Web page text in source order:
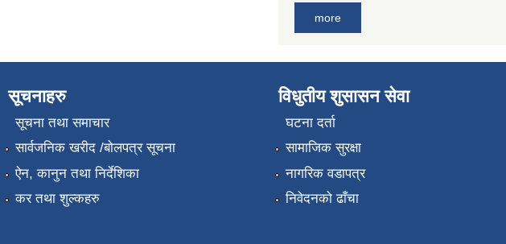
more
सूचनाहरु
सूचना तथा समाचार
सार्वजनिक खरीद /बोलपत्र सूचना
ऐन, कानुन तथा निर्देशिका
कर तथा शुल्कहरु
विधुतीय शुसासन सेवा
घटना दर्ता
सामाजिक सुरक्षा
नागरिक वडापत्र
निवेदनको ढाँचा